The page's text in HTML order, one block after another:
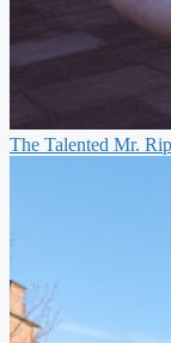
The Talented Mr.